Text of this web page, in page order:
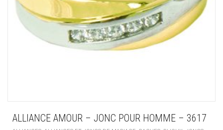
ALLIANCE AMOUR – JONC POUR HOMME – 3617